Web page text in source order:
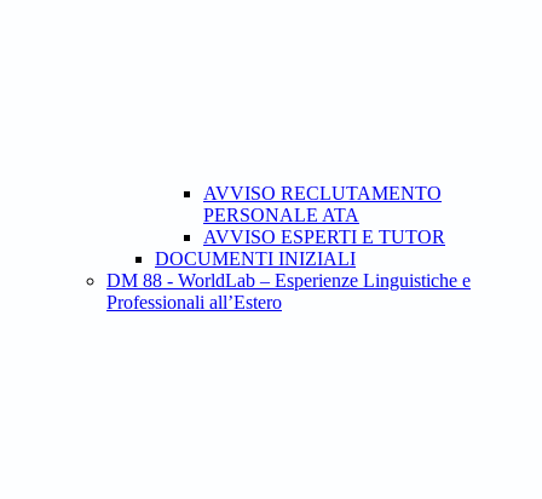
AVVISO RECLUTAMENTO
PERSONALE ATA
AVVISO ESPERTI E TUTOR
DOCUMENTI INIZIALI
DM 88 - WorldLab – Esperienze Linguistiche e
Professionali all’Estero